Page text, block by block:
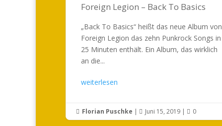
Foreign Legion – Back To Basics
„Back To Basics“ heißt das neue Album von
Foreign Legion das zehn Punkrock Songs in
25 Minuten enthält. Ein Album, das wirklich
an die...
weiterlesen
 Florian Puschke |  Juni 15, 2019 |  0